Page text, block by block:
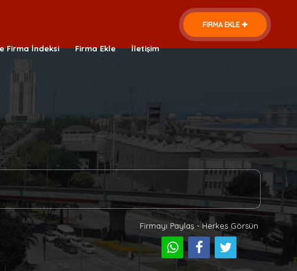
FİRMA EKLE
Firma İndeksi Firma Ekle İletişim
Firmayı Paylaş - Herkes Görsün